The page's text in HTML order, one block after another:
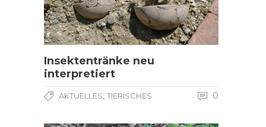
Insektentränke neu
interpretiert
AKTUELLES, TIERISCHES 0